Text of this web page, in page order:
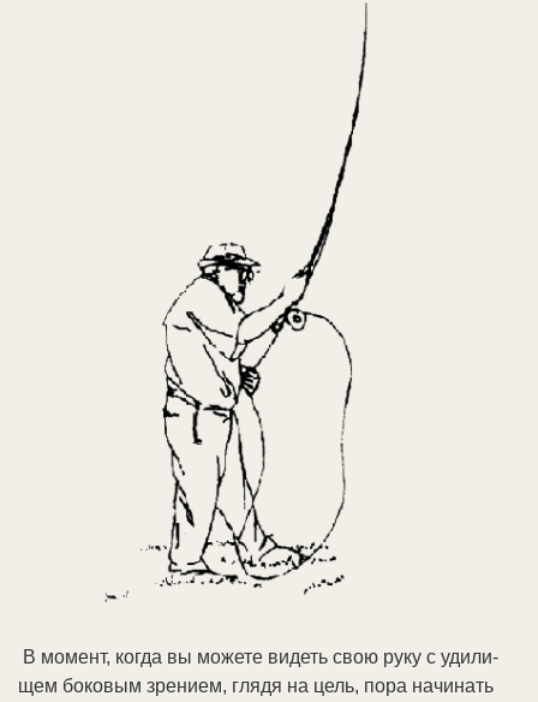
В мо­мент, ко­гда вы мо­же­те ви­деть свою ру­ку с уди­ли­
щем бо­ко­вым зре­ни­ем, гля­дя на цель, по­ра на­чи­нать